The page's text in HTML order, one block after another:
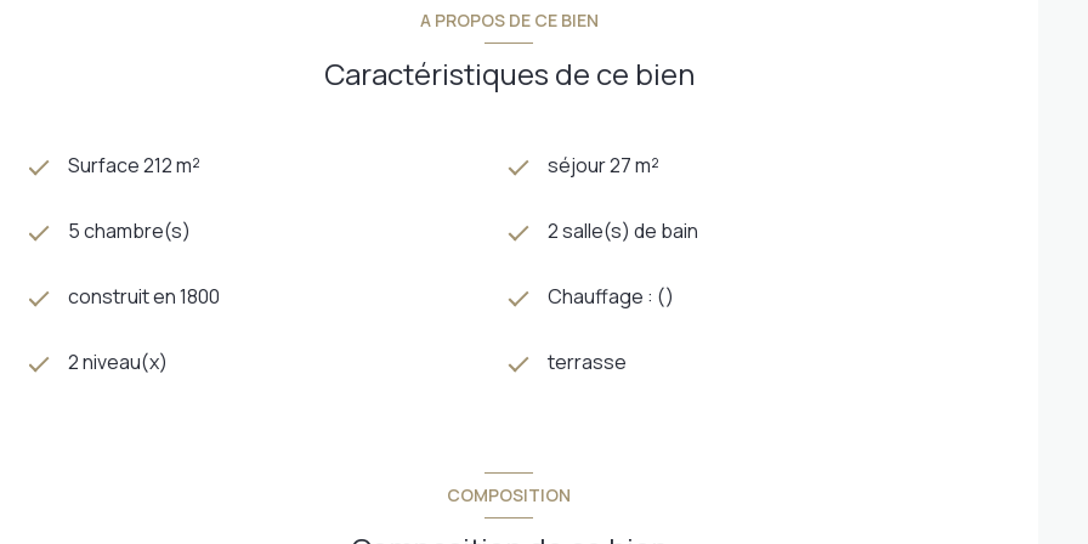
A PROPOS DE CE BIEN
Caractéristiques de ce bien
Surface 212 m² séjour 27 m²
5 chambre(s) 2 salle(s) de bain
construit en 1800 Chauffage : ()
2 niveau(x) terrasse
COMPOSITION